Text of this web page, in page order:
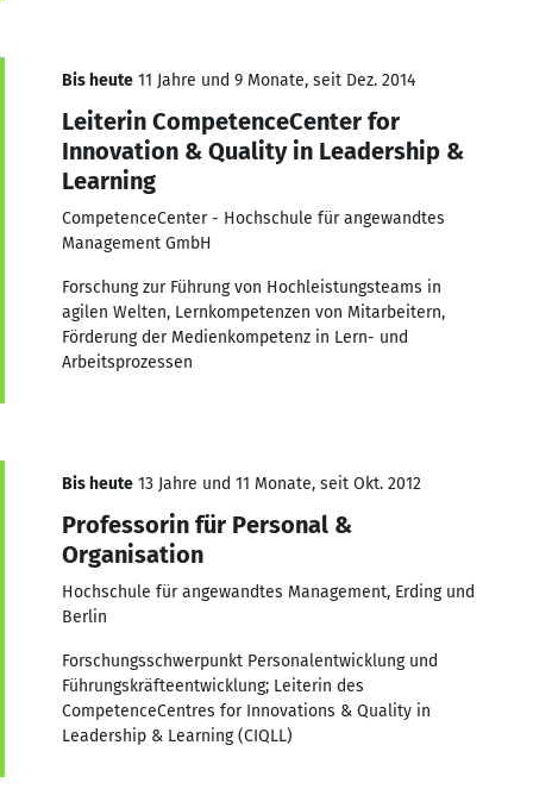
Bis heute 11 Jahre und 9 Monate, seit Dez. 2014
Leiterin CompetenceCenter for
Innovation & Quality in Leadership &
Learning
CompetenceCenter - Hochschule für angewandtes
Management GmbH
Forschung zur Führung von Hochleistungsteams in
agilen Welten, Lernkompetenzen von Mitarbeitern,
Förderung der Medienkompetenz in Lern- und
Arbeitsprozessen
Bis heute 13 Jahre und 11 Monate, seit Okt. 2012
Professorin für Personal &
Organisation
Hochschule für angewandtes Management, Erding und
Berlin
Forschungsschwerpunkt Personalentwicklung und
Führungskräfteentwicklung; Leiterin des
CompetenceCentres for Innovations & Quality in
Leadership & Learning (CIQLL)